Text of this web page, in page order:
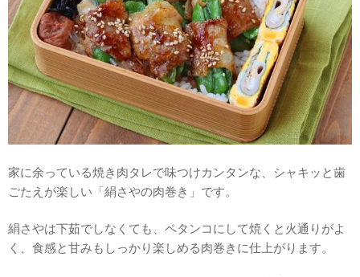
家に余っている焼き肉タレで味つけカンタンな、シャキッと歯
ごたえが楽しい「絹さやの肉巻き」です。
絹さやは下茹でしなくても、ペタンコにして焼くと火通りがよ
く、食感と甘みもしっかり楽しめる肉巻きに仕上がります。